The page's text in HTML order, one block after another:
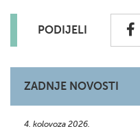
PODIJELI
ZADNJE NOVOSTI
4. kolovoza 2026.